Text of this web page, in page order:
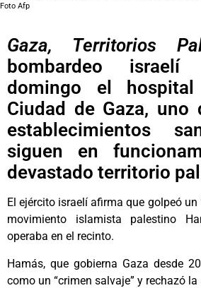
Foto Afp
Gaza, Territorios
bombardeo
domingo el
Ciudad de Gaza, uno
establecimientos
siguen en
devastado territorio
El ejército israelí afirma que golpeó un
movimiento islamista palestino
operaba en el recinto.
Hamás, que gobierna Gaza desde
como un “crimen salvaje” y rechazó